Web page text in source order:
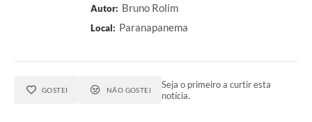
Autor: Bruno Rolim
Local: Paranapanema
GOSTEI NÃO GOSTEI
Seja o primeiro a curtir esta
notícia.